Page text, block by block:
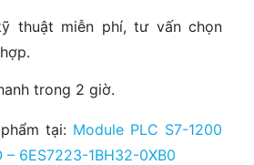
thuật miễn phí, tư vấn chọn
trong 2 giờ.
tại: Module PLC S7-1200
– 6ES7223-1BH32-0XB0